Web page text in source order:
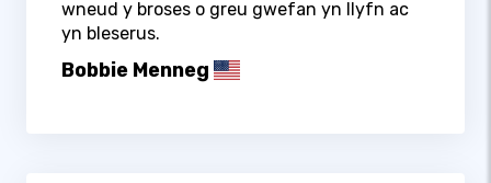
wneud y broses o greu gwefan yn llyfn ac
yn bleserus.
Bobbie Menneg